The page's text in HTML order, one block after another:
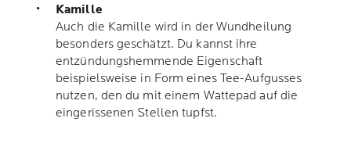
Kamille
Auch die Kamille wird in der Wundheilung
besonders geschätzt. Du kannst ihre
entzündungshemmende Eigenschaft
beispielsweise in Form eines Tee-Aufgusses
nutzen, den du mit einem Wattepad auf die
eingerissenen Stellen tupfst.